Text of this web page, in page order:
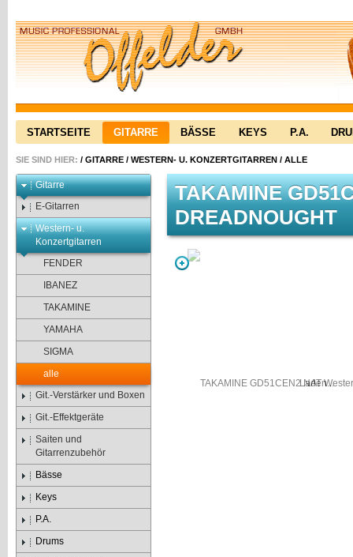
STARTSEITE GITARRE BÄSSE KEYS P.A.
SIE SIND HIER: / GITARRE / WESTERN- U. KONZERTGITARREN / ALLE
Gitarre
E-Gitarren
Western- u.
Konzertgitarren
FENDER
IBANEZ
TAKAMINE
YAMAHA
SIGMA
alle
Git.-Verstärker und Boxen
Git.-Effektgeräte
Saiten und
Gitarrenzubehör
Bässe
Keys
P.A.
Drums
TAKAMINE
DREADNOUGHT
Laden...